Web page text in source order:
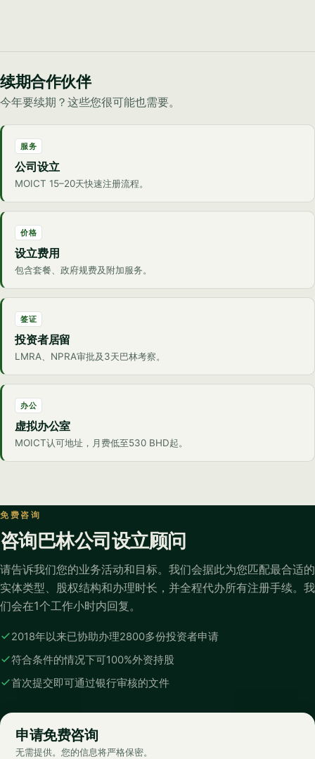
续期合作伙伴
今年要续期？这些您很可能也需要。
服务
公司设立
MOICT 15–20天快速注册流程。
价格
设立费用
包含套餐、政府规费及附加服务。
签证
投资者居留
LMRA、NPRA审批及3天巴林考察。
办公
虚拟办公室
MOICT认可地址，月费低至530 BHD起。
免费咨询
咨询巴林公司设立顾问
请告诉我们您的业务活动和目标。我们会据此为您匹配最合适的
实体类型、股权结构和办理时长，并全程代办所有注册手续。我
们会在1个工作小时内回复。
2018年以来已协助办理2800多份投资者申请
符合条件的情况下可100%外资持股
首次提交即可通过银行审核的文件
申请免费咨询
无需提供。您的信息将严格保密。